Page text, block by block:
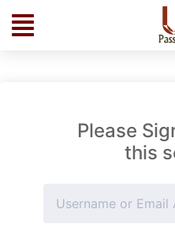
Please
this